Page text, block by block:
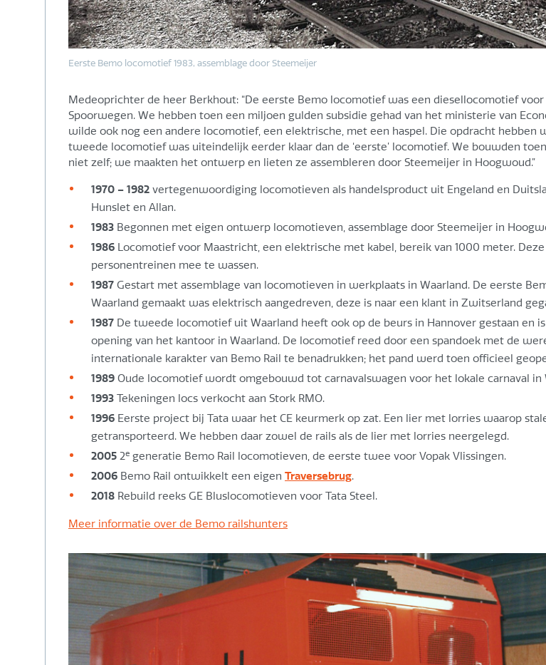
Eerste Bemo locomotief 1983, assemblage door Steemeijer
Medeoprichter de heer Berkhout: “De eerste Bemo locomotief was een diesellocomotief voor
Spoorwegen. We hebben toen een miljoen gulden subsidie gehad van het ministerie van
wilde ook nog een andere locomotief, een elektrische, met een haspel. Die opdracht hebben
tweede locomotief was uiteindelijk eerder klaar dan de ‘eerste’ locomotief. We bouwden
niet zelf; we maakten het ontwerp en lieten ze assembleren door Steemeijer in Hoogwoud.”
1970 – 1982 vertegenwoordiging locomotieven als handelsproduct uit Engeland en
Hunslet en Allan.
1983 Begonnen met eigen ontwerp locomotieven, assemblage door Steemeijer in
1986 Locomotief voor Maastricht, een elektrische met kabel, bereik van 1000 meter.
personentreinen mee te wassen.
1987 Gestart met assemblage van locomotieven in werkplaats in Waarland. De eerste
Waarland gemaakt was elektrisch aangedreven, deze is naar een klant in Zwitserland
1987 De tweede locomotief uit Waarland heeft ook op de beurs in Hannover gestaan en
opening van het kantoor in Waarland. De locomotief reed door een spandoek met de
internationale karakter van Bemo Rail te benadrukken; het pand werd toen officieel
1989 Oude locomotief wordt omgebouwd tot carnavalswagen voor het lokale carnaval in
1993 Tekeningen locs verkocht aan Stork RMO.
1996 Eerste project bij Tata waar het CE keurmerk op zat. Een lier met lorries waarop
getransporteerd. We hebben daar zowel de rails als de lier met lorries neergelegd.
2005 2e generatie Bemo Rail locomotieven, de eerste twee voor Vopak Vlissingen.
2006 Bemo Rail ontwikkelt een eigen Traversebrug.
2018 Rebuild reeks GE Bluslocomotieven voor Tata Steel.
Meer informatie over de Bemo railshunters